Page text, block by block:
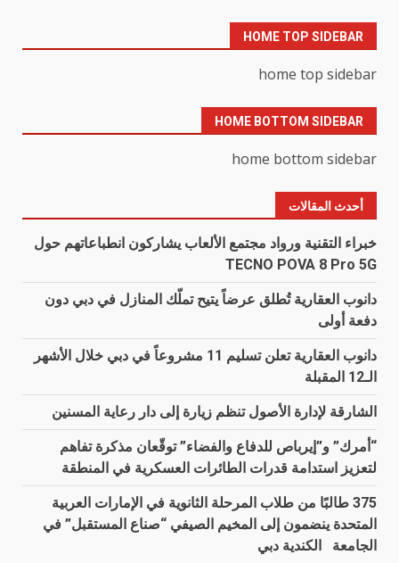
HOME TOP SIDEBAR
home top sidebar
HOME BOTTOM SIDEBAR
home bottom sidebar
أحدث المقالات
خبراء التقنية ورواد مجتمع الألعاب يشاركون انطباعاتهم حول
TECNO POVA 8 Pro 5G
دانوب العقارية تُطلق عرضاً يتيح تملّك المنازل في دبي دون
دفعة أولى
دانوب العقارية تعلن تسليم 11 مشروعاً في دبي خلال الأشهر
الـ12 المقبلة
الشارقة لإدارة الأصول تنظم زيارة إلى دار رعاية المسنين
“أمرك” و”إيرباص للدفاع والفضاء” توقّعان مذكرة تفاهم
لتعزيز استدامة قدرات الطائرات العسكرية في المنطقة
375 طالبًا من طلاب المرحلة الثانوية في الإمارات العربية
المتحدة ينضمون إلى المخيم الصيفي “صناع المستقبل” في
الجامعة الكندية دبي